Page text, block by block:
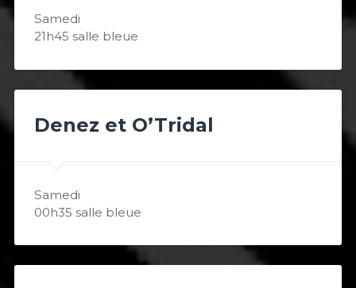
Samedi
21h45 salle bleue
Denez et O’Tridal
Samedi
00h35 salle bleue